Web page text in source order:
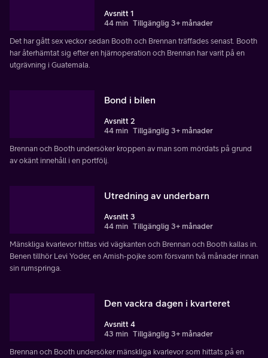
Avsnitt 1
44 min Tillgänglig 3+ månader
Det har gått sex veckor sedan Booth och Brennan träffades senast. Booth
har återhämtat sig efter en hjärnoperation och Brennan har varit på en
utgrävning i Guatemala.
Bond i bilen
Avsnitt 2
44 min Tillgänglig 3+ månader
Brennan och Booth undersöker kroppen av man som mördats på grund
av okänt innehåll i en portfölj.
Utredning av underbarn
Avsnitt 3
44 min Tillgänglig 3+ månader
Mänskliga kvarlevor hittas vid vägkanten och Brennan och Booth kallas in.
Benen tillhör Levi Yoder, en Amish-pojke som försvann två månader innan
sin rumspringa.
Den vackra dagen i kvarteret
Avsnitt 4
43 min Tillgänglig 3+ månader
Brennan och Booth undersöker mänskliga kvarlevor som hittats på en